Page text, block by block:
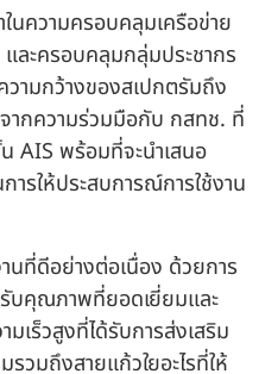
นความครอบคลุมเครือข่าย
ละครอบคลุมกลุ่มประชากร
ามกว้างของสเปกตรัมถึง
ากความร่วมมือกับ กสทช. ที่
AIS พร้อมที่จะนำเสนอ
ารให้ประสบการณ์การใช้งาน
นที่ดีอย่างต่อเนื่อง ด้วยการ
บคุณภาพที่ยอดเยี่ยมและ
เร็วสูงที่ได้รับการส่งเสริม
มถึงสายแก้วใยอะไรที่ให้